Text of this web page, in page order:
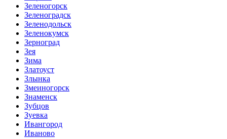
Зеленогорск
Зеленоградск
Зеленодольск
Зеленокумск
Зерноград
Зея
Зима
Златоуст
Злынка
Змеиногорск
Знаменск
Зубцов
Зуевка
Ивангород
Иваново